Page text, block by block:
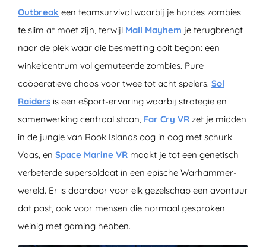
Outbreak een teamsurvival waarbij je hordes zombies
te slim af moet zijn, terwijl Mall Mayhem je terugbrengt
naar de plek waar die besmetting ooit begon: een
winkelcentrum vol gemuteerde zombies. Pure
coöperatieve chaos voor twee tot acht spelers. Sol
Raiders is een eSport-ervaring waarbij strategie en
samenwerking centraal staan, Far Cry VR zet je midden
in de jungle van Rook Islands oog in oog met schurk
Vaas, en Space Marine VR maakt je tot een genetisch
verbeterde supersoldaat in een epische Warhammer-
wereld. Er is daardoor voor elk gezelschap een avontuur
dat past, ook voor mensen die normaal gesproken
weinig met gaming hebben.